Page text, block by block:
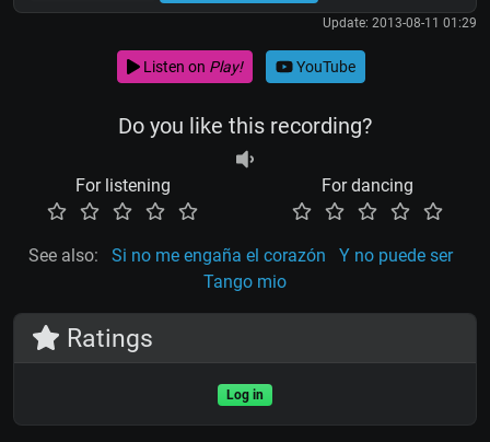
Update: 2013-08-11 01:29
Listen on Play! YouTube
Do you like this recording?
For listening For dancing
See also: Si no me engaña el corazón
Y no puede ser
Tango mio
Ratings
Log in